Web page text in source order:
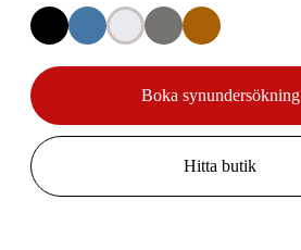
Boka synundersökning
Hitta butik